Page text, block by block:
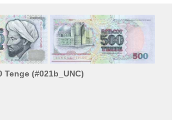
Tenge (#021b_UNC)